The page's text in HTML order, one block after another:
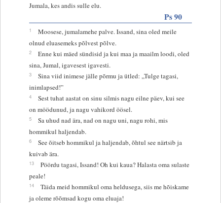
Jumala, kes andis sulle elu.
Ps 90
1
Moosese, jumalamehe palve. Issand, sina oled meile
olnud eluasemeks põlvest põlve.
2
Enne kui mäed sündisid ja kui maa ja maailm loodi, oled
sina, Jumal, igavesest igavesti.
3
Sina viid inimese jälle põrmu ja ütled: „Tulge tagasi,
inimlapsed!”
4
Sest tuhat aastat on sinu silmis nagu eilne päev, kui see
on möödunud, ja nagu vahikord öösel.
5
Sa uhud nad ära, nad on nagu uni, nagu rohi, mis
hommikul haljendab.
6
See õitseb hommikul ja haljendab, õhtul see närtsib ja
kuivab ära.
13
Pöördu tagasi, Issand! Oh kui kaua? Halasta oma sulaste
peale!
14
Täida meid hommikul oma heldusega, siis me hõiskame
ja oleme rõõmsad kogu oma eluaja!